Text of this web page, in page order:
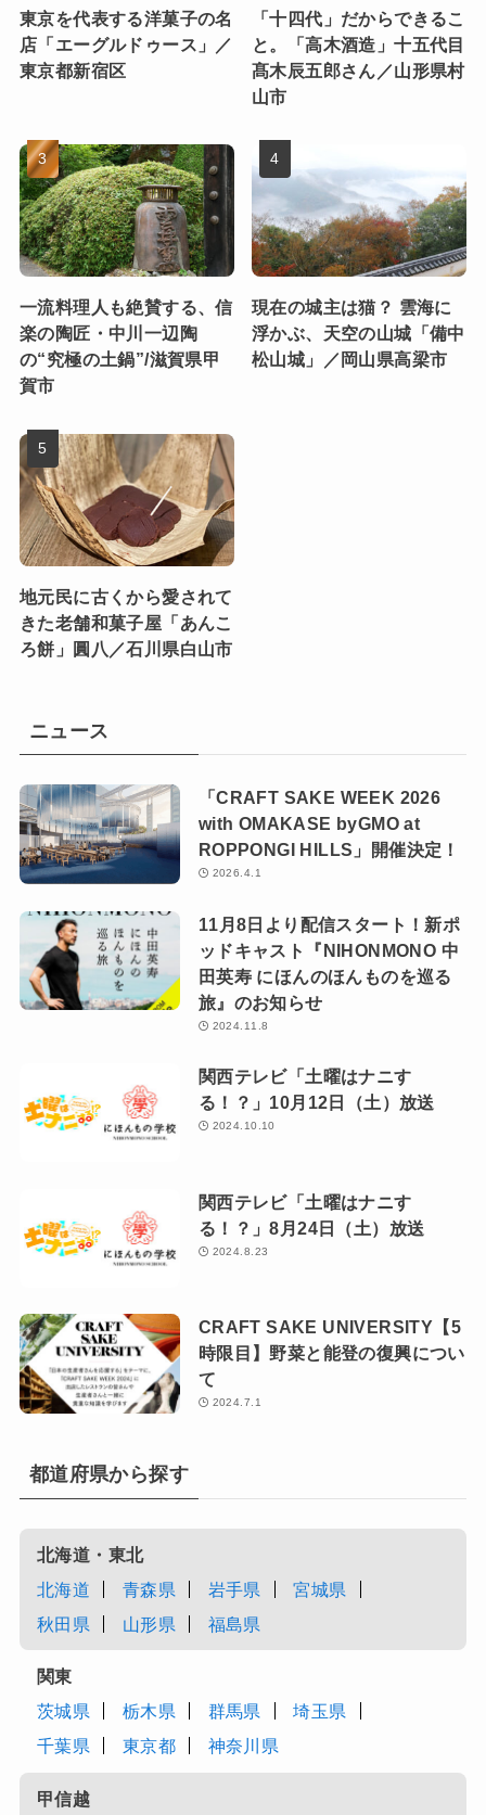
東京を代表する洋菓子の名
店「エーグルドゥース」／
東京都新宿区
「十四代」だからできるこ
と。「高木酒造」十五代目
髙木辰五郎さん／山形県村
山市
一流料理人も絶賛する、信
楽の陶匠・中川一辺陶
の“究極の土鍋”/滋賀県甲
賀市
現在の城主は猫？ 雲海に
浮かぶ、天空の山城「備中
松山城」／岡山県高梁市
地元民に古くから愛されて
きた老舗和菓子屋「あんこ
ろ餅」圓八／石川県白山市
ニュース
「CRAFT SAKE WEEK 2026
with OMAKASE byGMO at
ROPPONGI HILLS」開催決定！
2026.4.1
11月8日より配信スタート！新ポ
ッドキャスト『NIHONMONO 中
田英寿 にほんのほんものを巡る
旅』のお知らせ
2024.11.8
関西テレビ「土曜はナニす
る！？」10月12日（土）放送
2024.10.10
関西テレビ「土曜はナニす
る！？」8月24日（土）放送
2024.8.23
CRAFT SAKE UNIVERSITY【5
時限目】野菜と能登の復興につい
て
2024.7.1
都道府県から探す
北海道・東北
北海道
青森県 岩手県
宮城県
秋田県
山形県 福島県
関東
茨城県
栃木県 群馬県
埼玉県
千葉県
東京都 神奈川県
甲信越